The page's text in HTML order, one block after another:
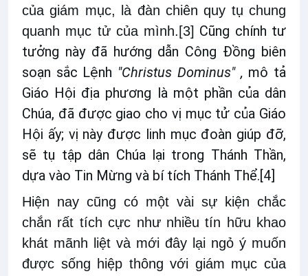
của giám mục, là đàn chiên quy tụ chung
quanh mục tử của mình. [3] Cũng chính tư
tưởng này đã hướng dẫn Công Đồng biên
soạn sắc Lệnh "Christus Dominus" , mô tả
Giáo Hội địa phương là một phần của dân
Chúa, đã được giao cho vị mục tử của Giáo
Hội ấy; vị này được linh mục đoàn giúp đỡ,
sẽ tụ tập dân Chúa lại trong Thánh Thần,
dựa vào Tin Mừng và bí tích Thánh Thể.[4]
Hiện nay cũng có một vài sự kiện chắc
chắn rất tích cực như nhiều tín hữu khao
khát mãnh liệt và mới đây lại ngỏ ý muốn
được sống hiệp thông với giám mục của